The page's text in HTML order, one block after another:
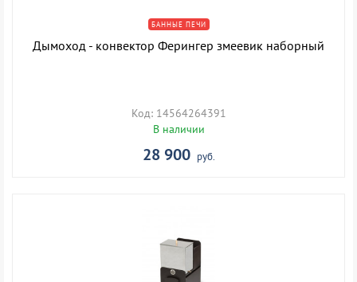
БАННЫЕ ПЕЧИ
Дымоход - конвектор Ферингер змеевик наборный
Код: 14564264391
В наличии
28 900 руб.